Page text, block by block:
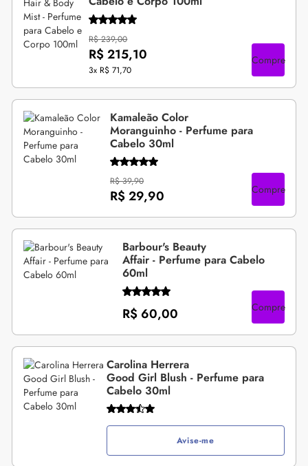
R$ 239,00
R$ 215,10
3x R$ 71,70
Compre
Kamaleão Color
Moranguinho - Perfume para
Cabelo 30ml
R$ 39,90
R$ 29,90 Compre
Barbour's Beauty
Affair - Perfume para Cabelo
60ml
R$ 60,00 Compre
Carolina Herrera
Good Girl Blush - Perfume para
Cabelo 30ml
Avise-me